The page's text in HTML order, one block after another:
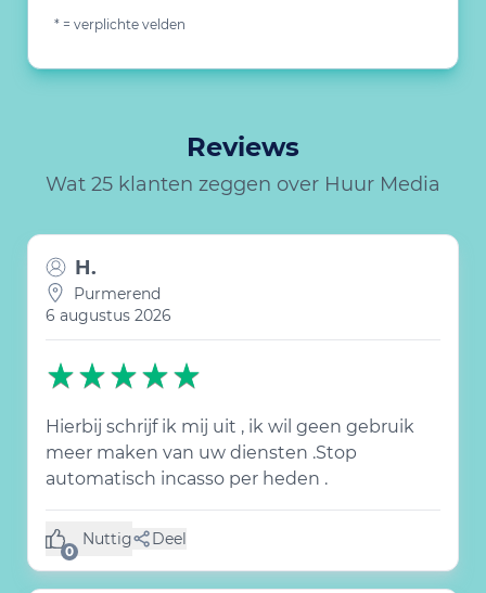
* = verplichte velden
Reviews
Wat 25 klanten zeggen over Huur Media
H.
Purmerend
6 augustus 2026
Hierbij schrijf ik mij uit , ik wil geen gebruik
meer maken van uw diensten .Stop
automatisch incasso per heden .
0
Nuttig
(0 like) Deel